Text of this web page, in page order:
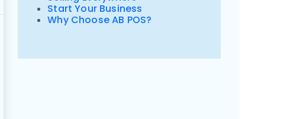
Start Your Business
Why Choose AB POS?